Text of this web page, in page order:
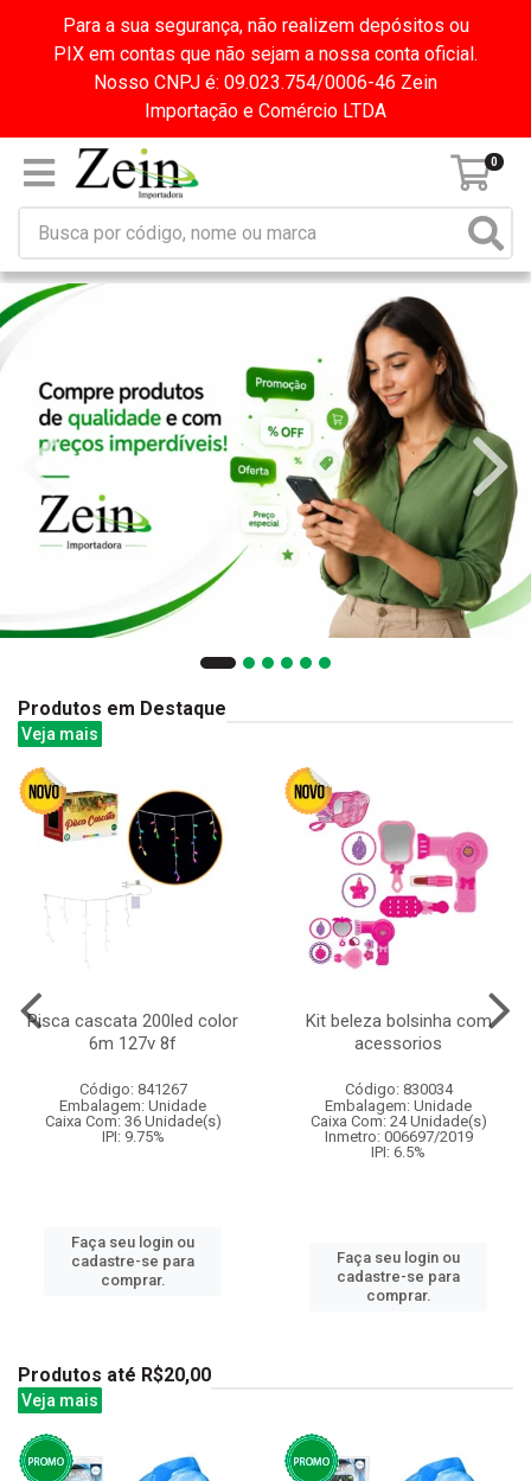
Para a sua segurança, não realizem depósitos ou
PIX em contas que não sejam a nossa conta oficial.
Nosso CNPJ é: 09.023.754/0006-46 Zein
Importação e Comércio LTDA
0
Produtos em Destaque
Veja mais
Pisca cascata 200led color
6m 127v 8f
Código: 841267
Embalagem: Unidade
Caixa Com: 36 Unidade(s)
IPI: 9.75%
Faça seu login ou
cadastre-se para
comprar.
Kit beleza bolsinha com
acessorios
Código: 830034
Embalagem: Unidade
Caixa Com: 24 Unidade(s)
Inmetro: 006697/2019
IPI: 6.5%
Faça seu login ou
cadastre-se para
comprar.
Produtos até R$20,00
Veja mais